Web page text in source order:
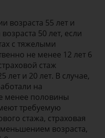
возраста 55 лет и
50 лет, если
с тяжелыми
не менее 12 лет 6
стаж
лет и 20 лет. В случае,
на
менее половины
требуемую
стажа, страховая
возраста,